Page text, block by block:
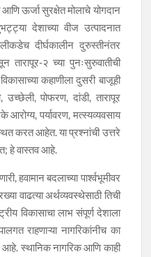
ऊर्जा सुरक्षेत मोलाचे योगदान
देशाच्या वीज उत्पादनात
दीर्घकालीन दुरुस्तीनंतर
तारापूर-२ च्या पुनःसुरुवातीची
कहाणीला दुसरी बाजूही
पोफरण, दांडी, तारापूर
पर्यावरण, मत्स्यव्यवसाय
करत आहेत. या प्रश्नांची उत्तरे
हे वास्तव आहे.
हवामान बदलाच्या पार्श्वभूमीवर
वाढत्या अर्थव्यवस्थेसाठी तिची
विकासाचा लाभ संपूर्ण देशाला
राहणाऱ्या नागरिकांनीच का
आहे. स्थानिक नागरिक आणि काही